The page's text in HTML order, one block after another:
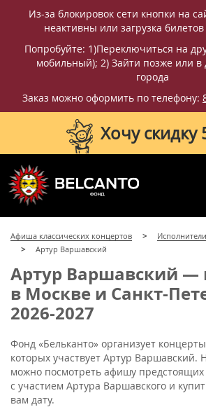
Из-за блокировок сети кнопки на
неактивны или загрузка
Попробуйте: 1)Переключиться на
мобильный); 2) Зайти позже или в
города
Заказ можно оформить по телефону:
Хочу скидку
8 (499) 923-22-78
с 10:00 до 20:00
Афиша классических концертов
Исполнители
Артур Варшавский
Артур Варшавский —
в Москве и Санкт-
2026-2027
Фонд «Бельканто» организует
которых участвует Артур Варшавский.
можно посмотреть афишу предстоящих
с участием Артура Варшавского и
вам дату.